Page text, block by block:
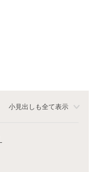
小見出しも全て表示